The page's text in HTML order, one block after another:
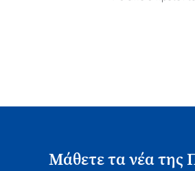
Μάθετε τα νέα της